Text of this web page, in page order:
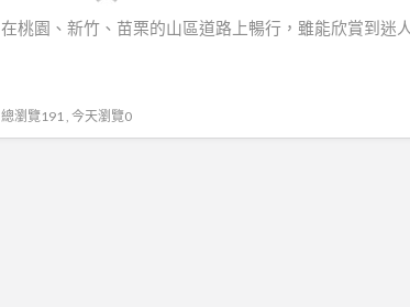
在桃園、新竹、苗栗的山區道路上暢行，雖能欣賞到迷人
總瀏覽191 , 今天瀏覽0